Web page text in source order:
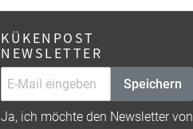
KÜKENPOST
NEWSLETTER
Speichern
Ja, ich möchte den Newsletter von